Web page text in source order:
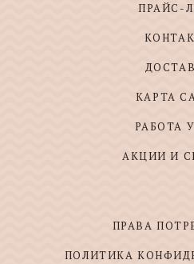
ПРАЙС-
КАРТА
РАБОТА
АКЦИИ И
ПРАВА
ПОЛИТИКА